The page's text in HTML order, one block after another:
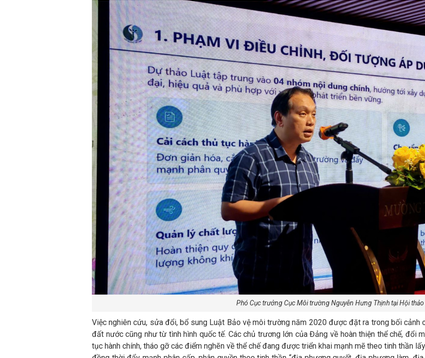
Phó Cục trưởng Cục Môi trường Nguyễn Hưng Thịnh tại Hội thảo
Việc nghiên cứu, sửa đổi, bổ sung Luật Bảo vệ môi trường năm 2020 được đặt ra trong bối cảnh
đất nước cũng như từ tình hình quốc tế. Các chủ trương lớn của Đảng về hoàn thiện thể chế, đổi
tục hành chính, tháo gỡ các điểm nghẽn về thể chế đang được triển khai mạnh mẽ theo tinh thần